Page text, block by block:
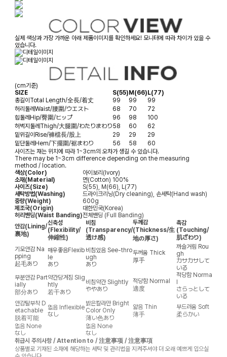
실제 색상과 가장 가까운 아래 제품이미지를 확인하세요! 모니터에 따라 차이가 있을 수
있습니다.
(cm기준)
SIZE
S(55)M(66)L(77)
총길이Total Length/全長/着丈 99 99
99
허리둘레Waist/腰圍/ウエスト 68 70
72
힙둘레Hip/臀圍/ヒップ 96 98
100
허벅지둘레Thigh/大腿圍/わたりまわり58 60
62
밑위길이Rise/褲檔長/股上 29 29
29
밑단둘레Hem/下擺圍/裾まわり 56 58
60
사이즈는 재는 위치에 따라 1~3cm의 오차가 생길 수 있습니다.
There may be 1~3cm difference depending on the measuring
method / location.
색상(Color)
아이보리(Ivory)
소재(Material)
면(Cotton) 100%
사이즈(Size)
S(55), M(66), L(77)
세탁방법(Washing)
드라이크리닝(Dry cleaning), 손세탁(Hand wash)
중량(Weight)
600g
제조국(Origin)
대한민국(Korea)
허리밴딩(Waist Banding)전체밴딩 (Full Banding)
안감(Lining/
裏地)
신축성
(Flexibility/
伸縮性)
비침
(Transparency/
透け感)
두께감
(Thickness/生
地の厚さ)
촉감
(Touching/
肌ざわり)
기모안감 Na
pping
起毛あり
매우좋음Flexib
le
あり
비침있음 See-thro
ugh
あり
두꺼움 Thick
厚手
까슬거림 Rou
gh
カサカサして
いる
부분안감 Part
ially
部分あり
약간당겨짐 Slig
htly
若干あり
비침약간 Slightly
ややあり
적당함 Normal
適度
적당함 Norma
l
さらっとして
いる
안감탈부착 D
etachable
脱着可能
없음 Inflexible
なし
밝은칼라만 Bright
Color Only
薄い色あり
얇음 Thin
薄手
부드러움 Soft
柔らかい
없음 None
なし
없음 None
なし
취급시 주의사항 / Attention to / 注意事项 / 注意事項
상품별로 기재된 소재에 해당하는 세탁 및 관리법을 지켜주셔야 더 오래 예쁘게 입으실